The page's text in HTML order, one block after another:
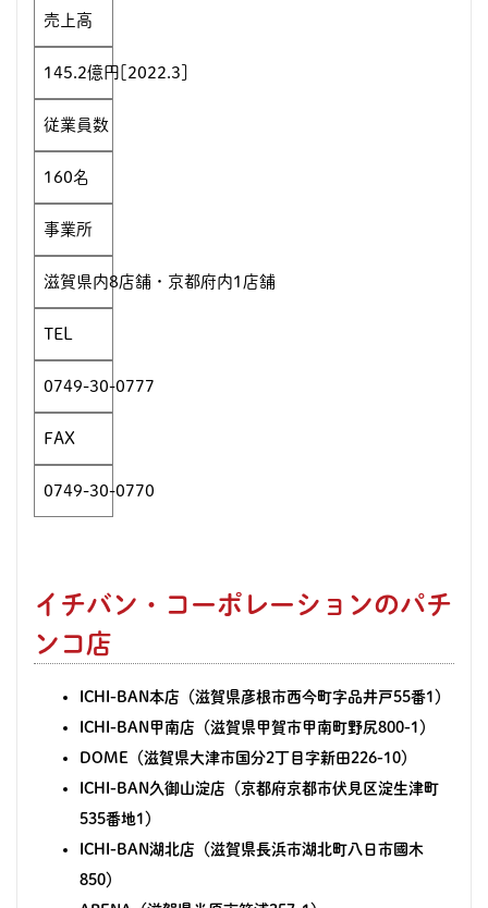
売上高
145.2億円[2022.3]
従業員数
160名
事業所
滋賀県内8店舗・京都府内1店舗
TEL
0749-30-0777
FAX
0749-30-0770
イチバン・コーポレーションのパチ
ンコ店
ICHI-BAN本店（滋賀県彦根市西今町字品井戸55番1 ）
ICHI-BAN甲南店（滋賀県甲賀市甲南町野尻800-1）
DOME（滋賀県大津市国分2丁目字新田226-10）
ICHI-BAN久御山淀店（京都府京都市伏見区淀生津町
535番地1）
ICHI-BAN湖北店（滋賀県長浜市湖北町八日市國木
850）